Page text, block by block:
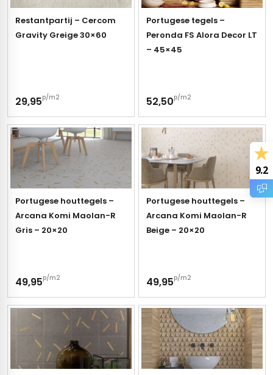
Restantpartij – Cercom
Gravity Greige 30×60
29,95p/m2
Portugese tegels –
Peronda FS Alora Decor LT
– 45×45
52,50p/m2
Portugese houttegels –
Arcana Komi Maolan-R
Gris – 20×20
49,95p/m2
Portugese houttegels –
Arcana Komi Maolan-R
Beige – 20×20
49,95p/m2
9.2
vloertegels
(multiformato)
33 x 33 cm